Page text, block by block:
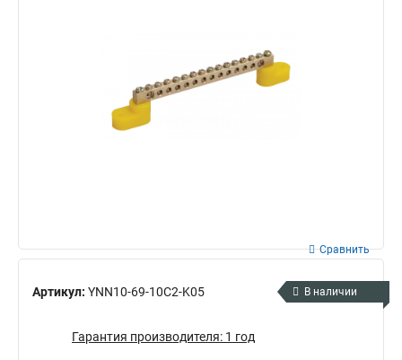
Артикул: YNN10-69-10C2-K05
Сравнить
В наличии
Гарантия производителя: 1 год